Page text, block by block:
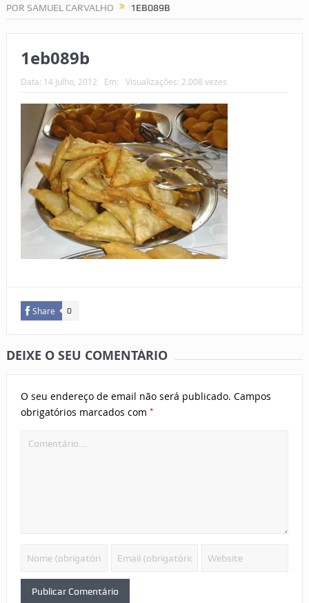
POR SAMUEL CARVALHO
1EB089B
1eb089b
Data: 14 Julho, 2012 Em: Visualizações: 2.008 vezes
Share 0
DEIXE O SEU COMENTÁRIO
O seu endereço de email não será publicado. Campos
obrigatórios marcados com *